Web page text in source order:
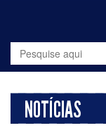
NOTÍCIAS